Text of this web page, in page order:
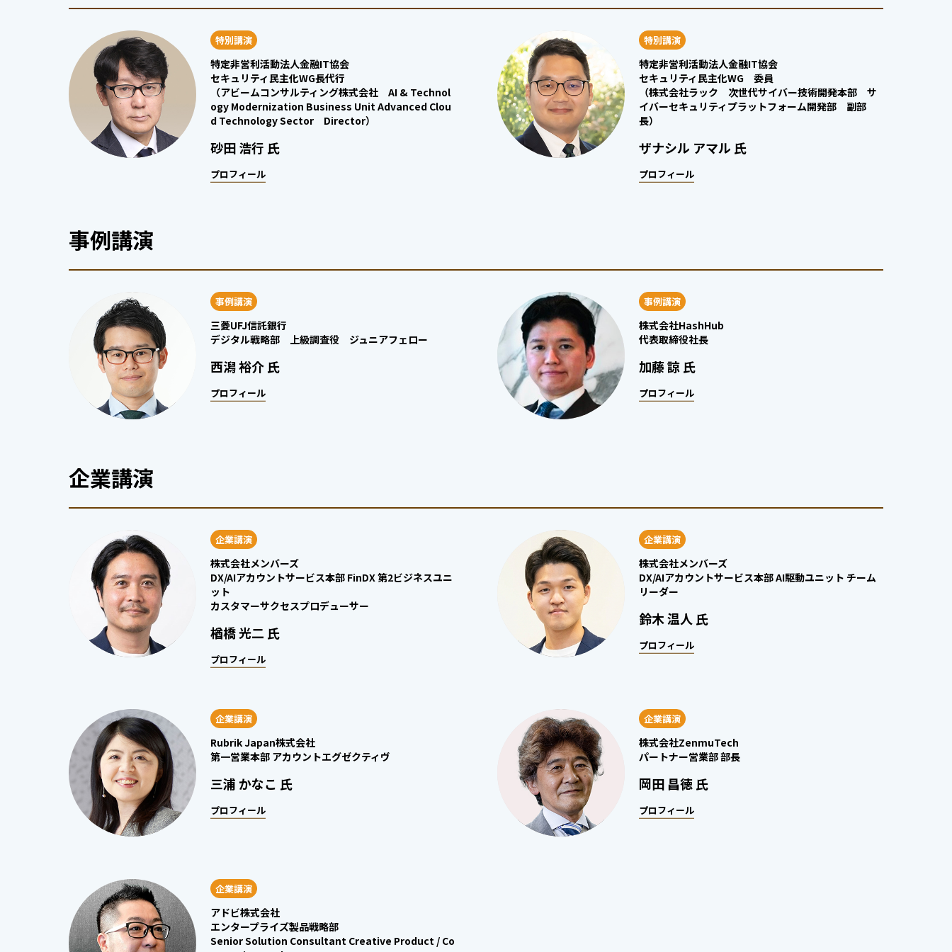
特別講演
特定非営利活動法人金融IT協会
セキュリティ民主化WG長代行
（アビームコンサルティング株式会社 AI & Technol
ogy Modernization Business Unit Advanced Clou
d Technology Sector Director）
砂田 浩行 氏
プロフィール
特別講演
特定非営利活動法人金融IT協会
セキュリティ民主化WG 委員
（株式会社ラック 次世代サイバー技術開発本部 サ
イバーセキュリティプラットフォーム開発部 副部
長）
ザナシル アマル 氏
プロフィール
事例講演
事例講演
三菱UFJ信託銀行
デジタル戦略部 上級調査役 ジュニアフェロー
西潟 裕介 氏
プロフィール
事例講演
株式会社HashHub
代表取締役社長
加藤 諒 氏
プロフィール
企業講演
企業講演
株式会社メンバーズ
DX/AIアカウントサービス本部 FinDX 第2ビジネスユニ
ット
カスタマーサクセスプロデューサー
楢橋 光二 氏
プロフィール
企業講演
株式会社メンバーズ
DX/AIアカウントサービス本部 AI駆動ユニット チーム
リーダー
鈴木 温人 氏
プロフィール
企業講演
Rubrik Japan株式会社
第一営業本部 アカウントエグゼクティヴ
三浦 かなこ 氏
プロフィール
企業講演
株式会社ZenmuTech
パートナー営業部 部長
岡田 昌徳 氏
プロフィール
企業講演
アドビ株式会社
エンタープライズ製品戦略部
Senior Solution Consultant Creative Product / Co